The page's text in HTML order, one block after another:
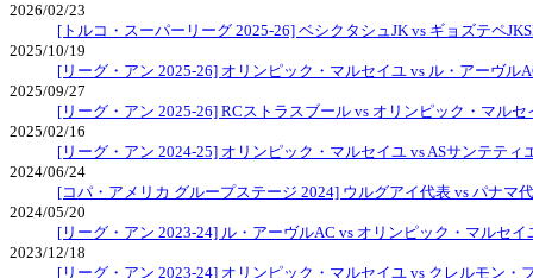
2026/02/23
[トルコ・スーパーリーグ 2025-26] ベシクタシュJK vs ギョズテペ
2025/10/19
[リーグ・アン 2025-26] オリンピック・マルセイユ vs ル・アーヴル
2025/09/27
[リーグ・アン 2025-26] RCストラスブール vs オリンピック・マルセ
2025/02/16
[リーグ・アン 2024-25] オリンピック・マルセイユ vs ASサンテティ
2024/06/24
[コパ・アメリカ グループステージ 2024] ウルグアイ代表 vs パナマ
2024/05/20
[リーグ・アン 2023-24] ル・アーヴルAC vs オリンピック・マルセイ
2023/12/18
[リーグ・アン 2023-24] オリンピック・マルセイユ vs クレルモン・